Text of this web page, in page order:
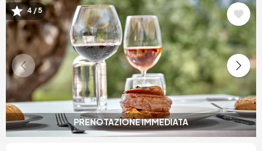
Immagine
PRENOTAZIONE IMMEDIATA
4 / 5